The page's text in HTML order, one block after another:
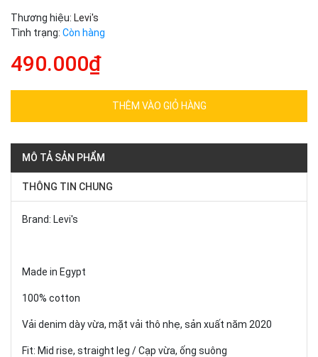
Thương hiệu: Levi's
Tình trạng: Còn hàng
490.000₫
THÊM VÀO GIỎ HÀNG
MÔ TẢ SẢN PHẨM
THÔNG TIN CHUNG
Brand: Levi's
Made in Egypt
100% cotton
Vải denim dày vừa, mặt vải thô nhẹ, sản xuất năm 2020
Fit: Mid rise, straight leg / Cạp vừa, ống suông